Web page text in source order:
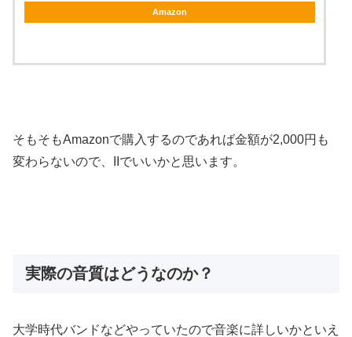
Amazon
そもそもAmazonで購入するのであれば金額が2,000円も
変わらないので、IIでいいかと思います。
実際の音質はどうなのか？
大学時代バンドなどやっていたので音楽に詳しいかといえ